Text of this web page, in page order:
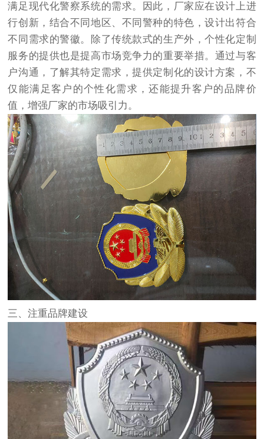
满足现代化警察系统的需求。因此，厂家应在设计上进
行创新，结合不同地区、不同警种的特色，设计出符合
不同需求的警徽。除了传统款式的生产外，个性化定制
服务的提供也是提高市场竞争力的重要举措。通过与客
户沟通，了解其特定需求，提供定制化的设计方案，不
仅能满足客户的个性化需求，还能提升客户的品牌价
值，增强厂家的市场吸引力。
三、注重品牌建设